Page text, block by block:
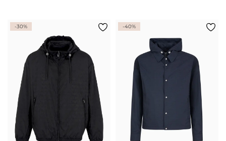
-30% -40%